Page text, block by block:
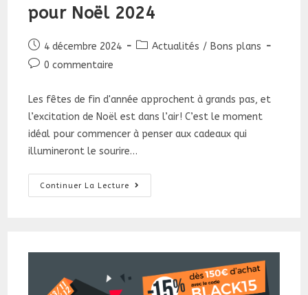
pour Noël 2024
Publication
publiée :
4 décembre 2024
PostActualités / Bons plans
Commentaires
la
0 commentaire
Les fêtes de fin d'année approchent à grands pas, et
l’excitation de Noël est dans l’air ! C’est le moment
idéal pour commencer à penser aux cadeaux qui
illumineront le sourire…
Continuer La Lecture
Économies
Exceptionnelles